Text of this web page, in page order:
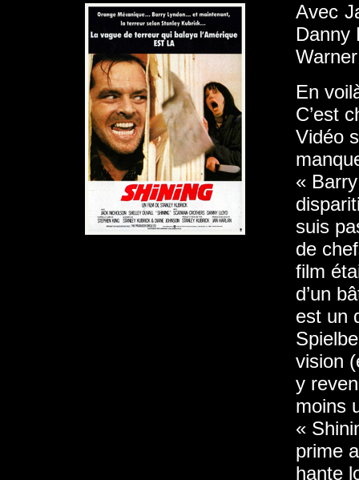
Avec
Danny
En
C’est
Vidéo
«
suis
de
film
d’un
est un
vision
y
moins
«
prime
hante